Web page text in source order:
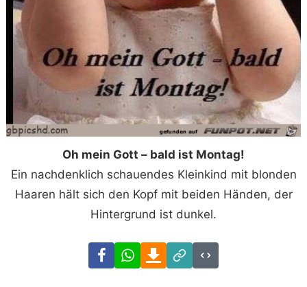
Oh mein Gott – bald ist Montag!
Ein nachdenklich schauendes Kleinkind mit blonden
Haaren hält sich den Kopf mit beiden Händen, der
Hintergrund ist dunkel.
FacebookWhatsAppDownload
Link
Code